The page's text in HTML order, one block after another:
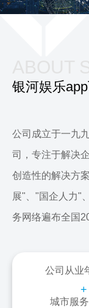
银河娱乐
公司成立于一九
司，专注于解决
创造性的解决方
展"、"国企人力"
务网络遍布全国
公司从业
+
城市服